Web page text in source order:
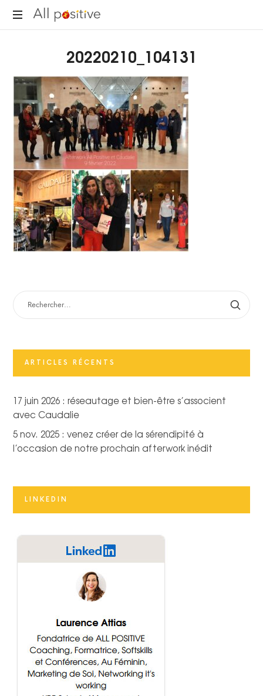
All
réinventer."
20220210_104131
RECHERCHER :
ARTICLES RÉCENTS
17 juin 2026 : réseautage et bien-être s’associent
avec Caudalie
5 nov. 2025 : venez créer de la sérendipité à
l’occasion de notre prochain afterwork inédit
LINKEDIN